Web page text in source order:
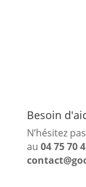
Besoin
N’hésitez
au 04 75 70